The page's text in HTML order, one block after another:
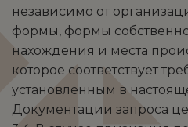
независимо от
формы, формы
нахождения и места
которое соответствует
установленным в
Документации запроса